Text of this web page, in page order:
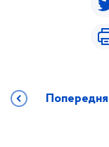
Попередня